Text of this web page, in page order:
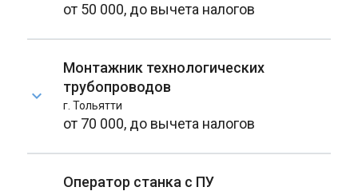
от 50 000, до вычета налогов
Монтажник технологических
трубопроводов
г. Тольятти
от 70 000, до вычета налогов
Оператор станка с ПУ